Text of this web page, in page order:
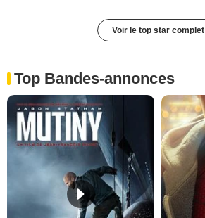
Voir le top star complet
Top Bandes-annonces